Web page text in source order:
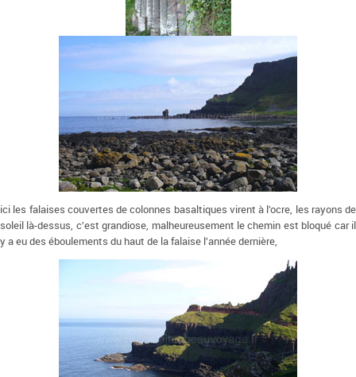
ici les falaises couvertes de colonnes basaltiques virent à l’ocre, les rayons de
soleil là-dessus, c’est grandiose, malheureusement le chemin est bloqué car il
y a eu des éboulements du haut de la falaise l’année dernière,